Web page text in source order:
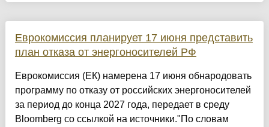
Еврокомиссия планирует 17 июня представить
план отказа от энергоносителей РФ
Еврокомиссия (ЕК) намерена 17 июня обнародовать
программу по отказу от российских энергоносителей
за период до конца 2027 года, передает в среду
Bloomberg со ссылкой на источники."По словам